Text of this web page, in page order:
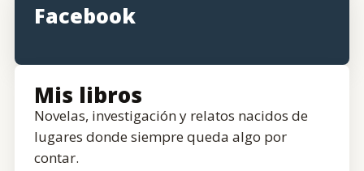
Facebook
Mis libros
Novelas, investigación y relatos nacidos de
lugares donde siempre queda algo por
contar.